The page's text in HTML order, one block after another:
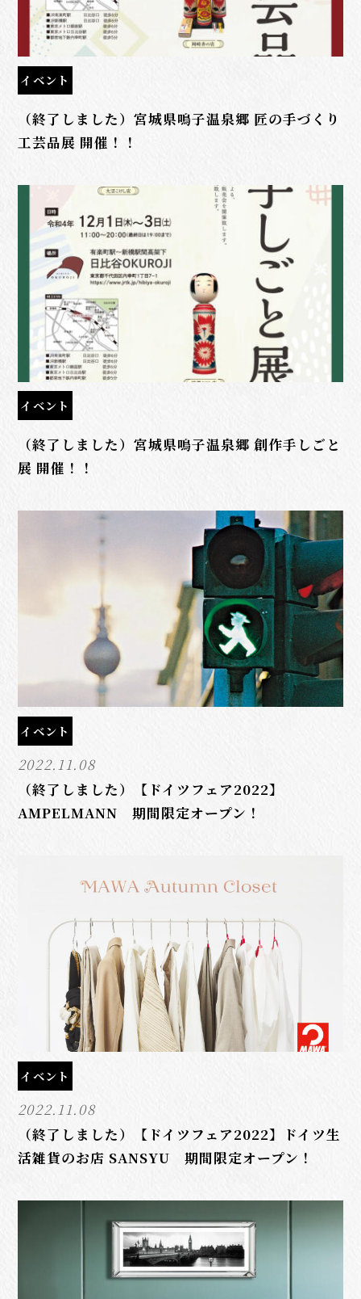
イベント
（終了しました）宮城県鳴子温泉郷 匠の手づくり
工芸品展 開催！！
イベント
（終了しました）宮城県鳴子温泉郷 創作手しごと
展 開催！！
イベント
2022.11.08
（終了しました）【ドイツフェア2022】
AMPELMANN 期間限定オープン！
イベント
2022.11.08
（終了しました）【ドイツフェア2022】ドイツ生
活雑貨のお店 SANSYU 期間限定オープン！